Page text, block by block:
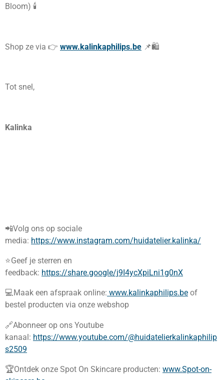
Bloom) 🕯️
Shop ze via 👉 www.kalinkaphilips.be 📌🛍️
Tot snel,
Kalinka
📲Volg ons op sociale
media: https://www.instagram.com/huidatelier.kalinka/
⭐️Geef je sterren en
feedback: https://share.google/j9I4ycXpiLni1g0nX
💻Maak een afspraak online: www.kalinkaphilips.be of
bestel producten via onze webshop
🔗Abonneer op ons Youtube
kanaal: https://www.youtube.com/@huidatelierkalinkaphilip
s2509
🏆Ontdek onze Spot On Skincare producten: www.Spot-on-